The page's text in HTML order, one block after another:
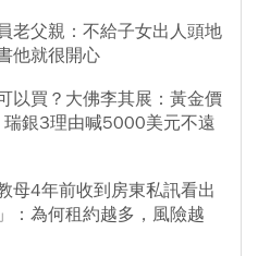
老父親：不給子女出人頭地
他就很開心
以買？大佛李其展：黃金價
銀3理由喊5000美元不遠
母4年前收到房東私訊看出
：為何租約越多，風險越